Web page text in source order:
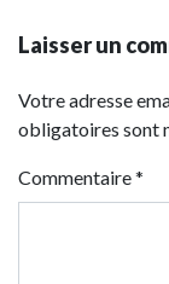
Laisser un
Votre adresse
obligatoires sont
Commentaire*